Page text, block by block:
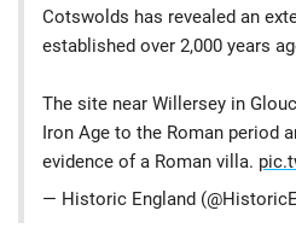
Cotswolds has revealed an
established over 2,000 years
The site near Willersey in
Iron Age to the Roman period
evidence of a Roman villa.
— Historic England